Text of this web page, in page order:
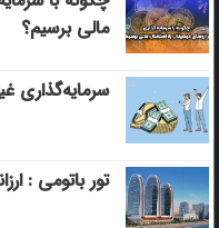
مالی برسیم؟
سرمایه‌گذاری
تور باتومی :